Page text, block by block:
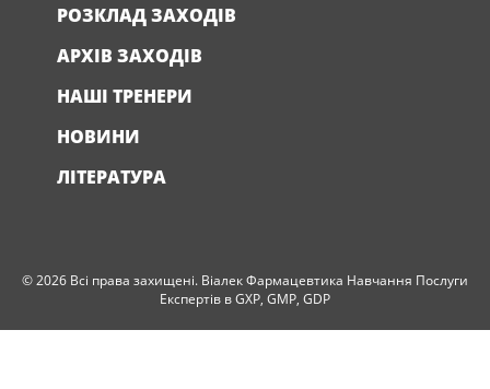
РОЗКЛАД ЗАХОДІВ
АРХІВ ЗАХОДІВ
НАШІ ТРЕНЕРИ
НОВИНИ
ЛІТЕРАТУРА
© 2026 Всі права захищені. Віалек Фармацевтика Навчання Послуги
Експертів в GXP, GMP, GDP